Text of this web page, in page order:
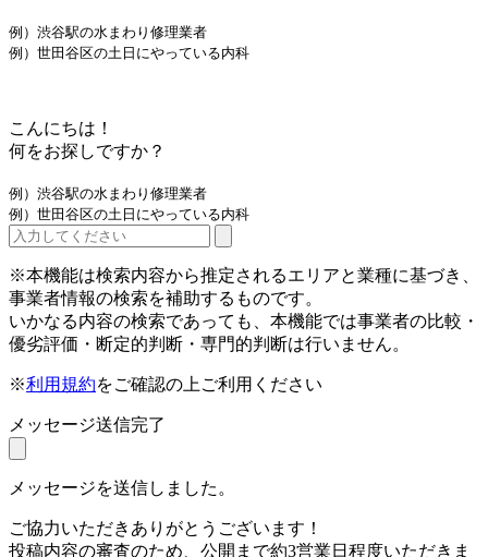
例）渋谷駅の水まわり修理業者
例）世田谷区の土日にやっている内科
こんにちは！
何をお探しですか？
例）渋谷駅の水まわり修理業者
例）世田谷区の土日にやっている内科
※本機能は検索内容から推定されるエリアと業種に基づき、
事業者情報の検索を補助するものです。
いかなる内容の検索であっても、本機能では事業者の比較・
優劣評価・断定的判断・専門的判断は行いません。
※利用規約をご確認の上ご利用ください
メッセージ送信完了
メッセージを送信しました。
ご協力いただきありがとうございます！
投稿内容の審査のため、公開まで約3営業日程度いただきま